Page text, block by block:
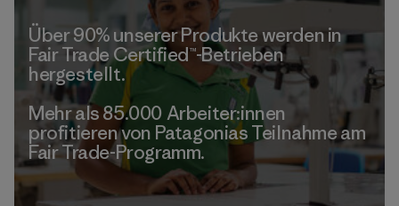
Über 90% unserer Produkte werden in
Fair Trade Certified™-Betrieben
hergestellt.
Mehr als 85.000 Arbeiter:innen
profitieren von Patagonias Teilnahme am
Fair Trade-Programm.